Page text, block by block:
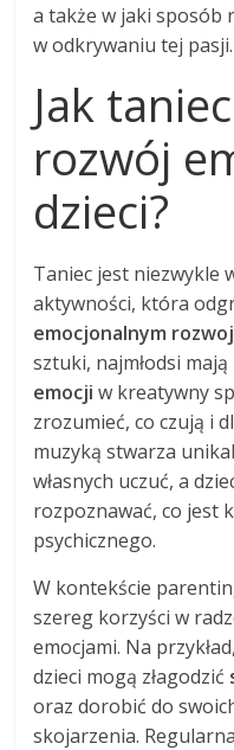
a także w jaki sposób
w odkrywaniu tej pasji.
Jak
rozwój
dzieci?
Taniec jest niezwykle
aktywności, która
emocjonalnym
sztuki, najmłodsi
emocji w kreatywny
zrozumieć, co czują i
muzyką stwarza
własnych uczuć, a
rozpoznawać, co jest
psychicznego.
W kontekście
szereg korzyści w
emocjami. Na
dzieci mogą złagodzić
oraz dorobić do
skojarzenia.